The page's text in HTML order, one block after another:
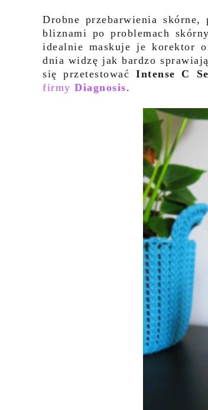
Drobne przebarwienia skórne,
bliznami po problemach
idealnie maskuje je korektor
dnia widzę jak bardzo
się przetestowaćIntense C
firmy Diagnosis.